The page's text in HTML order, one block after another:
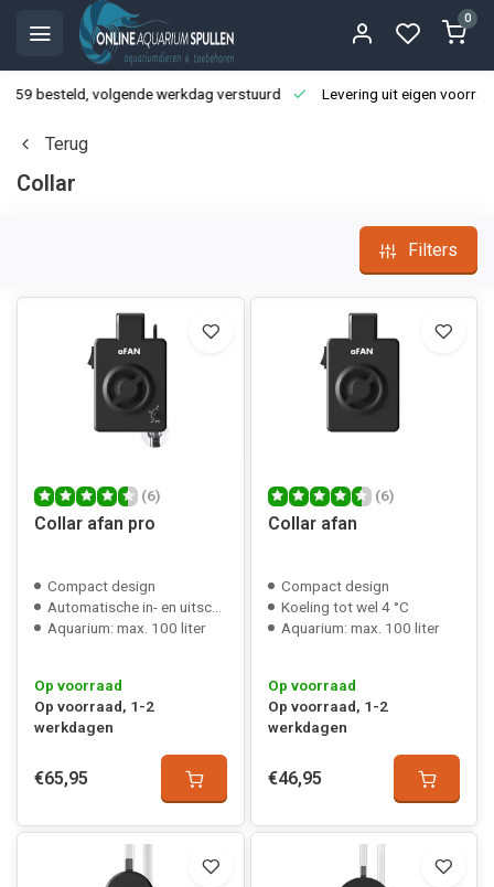
0
besteld, volgende werkdag verstuurd Levering uit eigen
Terug
Collar
Filters
(6)
Collar afan pro
Compact design
Automatische in- en uitschakeling
Aquarium: max. 100 liter
Op voorraad
Op voorraad, 1-2
werkdagen
€65,95
(6)
Collar afan
Compact design
Koeling tot wel 4 °C
Aquarium: max. 100 liter
Op voorraad
Op voorraad, 1-2
werkdagen
€46,95